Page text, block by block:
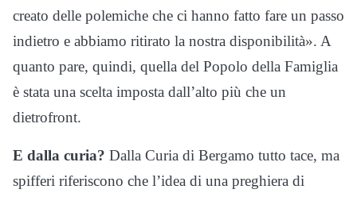
creato delle polemiche che ci hanno fatto fare un passo
indietro e abbiamo ritirato la nostra disponibilità». A
quanto pare, quindi, quella del Popolo della Famiglia
è stata una scelta imposta dall’alto più che un
dietrofront.
E dalla curia? Dalla Curia di Bergamo tutto tace, ma
spifferi riferiscono che l’idea di una preghiera di